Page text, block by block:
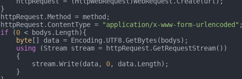
        httpRequest.ContentType =
"application/x-www-form-urlencoded" ;
if (0 < bodys.Length){
byte [] data = Encoding.UTF8.GetBytes(bodys);
using (Stream stream = httpRequest.GetRequestStream())
                stream.Write(data,
0, data.Length);